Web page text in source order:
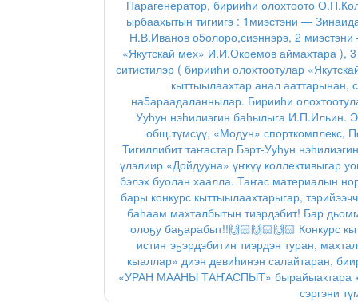
Парагенератор, бирииһи олохтоото
ырбаахытын тигиигэ : 1миэстэни —
Н.В.Иванов о5олоро,сиэннэрэ, 2
«Якутскай мех» И.И.Окоемов аймахтара ),
ситистилэр ( бирииһи олохтоотулар
кыттыылаахтар анал ааттарынан,
на5араадаланнылар. Бирииһи
Ууһун нэһилиэгин баһылыга
общ.түмсүү, «Модун» спорткомплекс,
Тигиллибит таҥастар Бэрт-Ууһун
үлэлиир «Дойдууна» үҥкүү коллективыгар
бэлэх буолан хаалла. Таҥас материалын
бары конкурс кыттыылаахтарыгар,
баһаам махталбытын тиэрдэбит! Бар
олоҕу баҕарабыт!!🙌🏻🙌🏻🙌🏻 Конкурс
истиҥ эҕэрдэбитин тиэрдэн туран,
кыаллар» диэн девиһинэн салайтаран,
«УРАН МААНЫ ТАҤАСПЫТ» бырайыактара
сэргэни